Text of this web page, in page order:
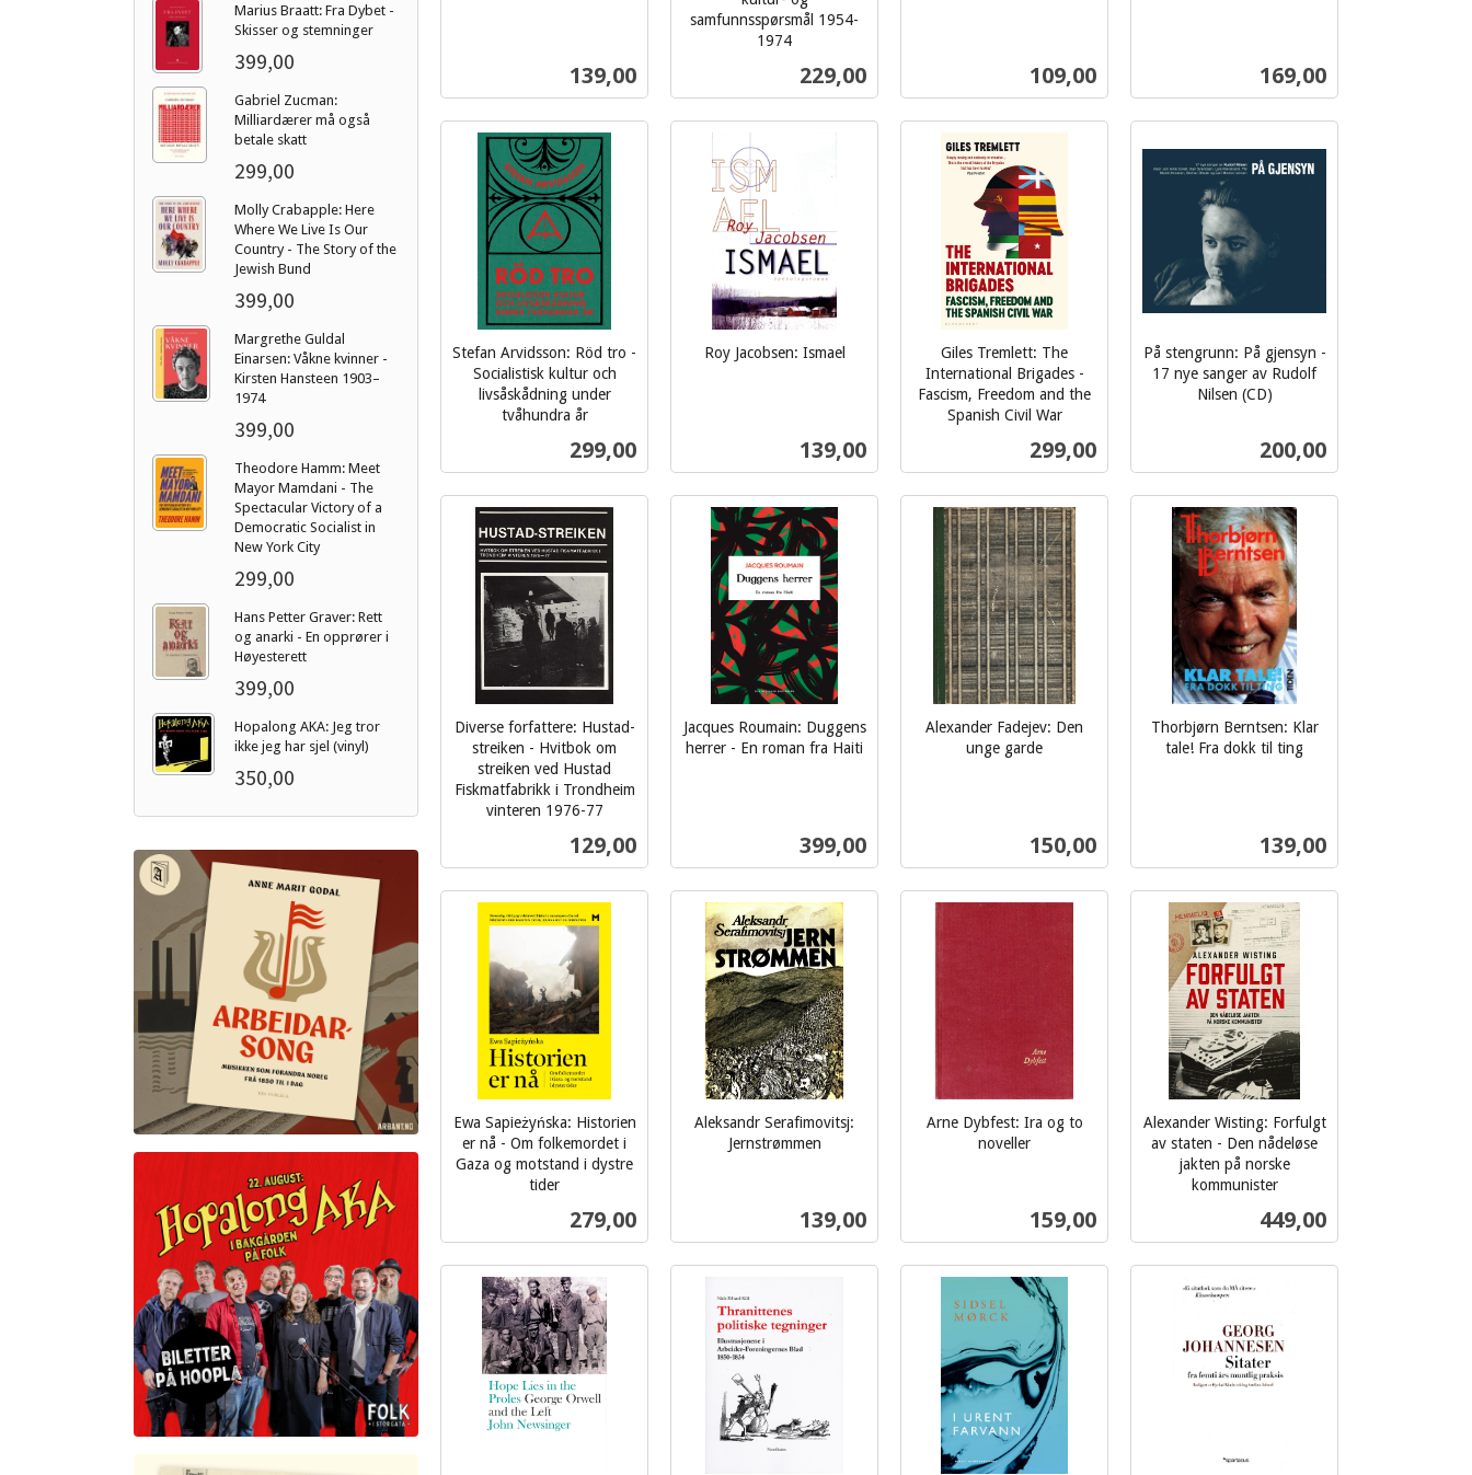
Marius Braatt: Fra Dybet -
Skisser og stemninger
399,00
Gabriel Zucman:
Milliardærer må også
betale skatt
299,00
Molly Crabapple: Here
Where We Live Is Our
Country - The Story of the
Jewish Bund
399,00
Margrethe Guldal
Einarsen: Våkne kvinner -
Kirsten Hansteen 1903–
1974
399,00
Theodore Hamm: Meet
Mayor Mamdani - The
Spectacular Victory of a
Democratic Socialist in
New York City
299,00
Hans Petter Graver: Rett
og anarki - En opprører i
Høyesterett
399,00
Hopalong AKA: Jeg tror
ikke jeg har sjel (vinyl)
350,00
Pris
139,00
Kjøp
samfunnsspørsmål 1954-
1974
Pris
229,00 Pris
109,00
Kjøp
Pris
169,00
Stefan Arvidsson: Röd tro -
Socialistisk kultur och
livsåskådning under
tvåhundra år
Pris
299,00
Kjøp
Roy Jacobsen: Ismael
Pris
139,00
Kjøp
Giles Tremlett: The
International Brigades -
Fascism, Freedom and the
Spanish Civil War
Pris
299,00
Kjøp
På stengrunn: På gjensyn -
17 nye sanger av Rudolf
Nilsen (CD)
Pris
200,00
Kjøp
Diverse forfattere: Hustad-
streiken - Hvitbok om
streiken ved Hustad
Fiskmatfabrikk i Trondheim
vinteren 1976-77
Pris
129,00
Kjøp
Jacques Roumain: Duggens
herrer - En roman fra Haiti
Pris
399,00
Kjøp
Alexander Fadejev: Den
unge garde
Pris
150,00
Thorbjørn Berntsen: Klar
tale! Fra dokk til ting
Pris
139,00
Kjøp
Ewa Sapieżyńska: Historien
er nå - Om folkemordet i
Gaza og motstand i dystre
tider
Pris
279,00
Kjøp
Aleksandr Serafimovitsj:
Jernstrømmen
Pris
139,00
Arne Dybfest: Ira og to
noveller
Pris
159,00
Kjøp
Alexander Wisting: Forfulgt
av staten - Den nådeløse
jakten på norske
kommunister
Pris
449,00
Kjøp